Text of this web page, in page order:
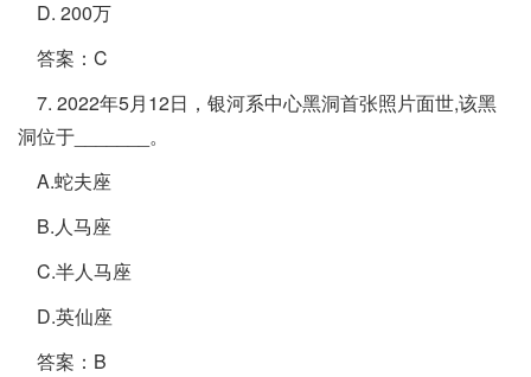
D. 200万
答案：C
7. 2022年5月12日，银河系中心黑洞首张照片面世,该黑
洞位于_______。
A.蛇夫座
B.人马座
C.半人马座
D.英仙座
答案：B